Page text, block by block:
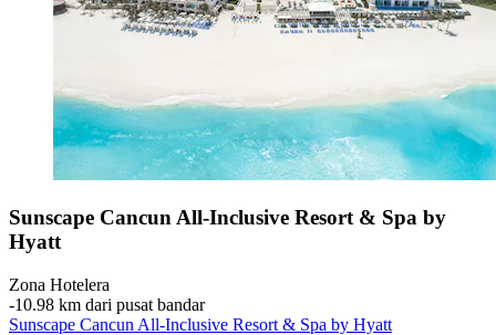
Sunscape Cancun All-Inclusive Resort & Spa by
Hyatt
Zona Hotelera
‐10.98 km dari pusat bandar
Sunscape Cancun All-Inclusive Resort & Spa by Hyatt